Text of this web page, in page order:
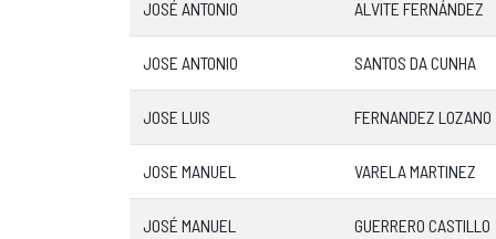
JOSÉ ANTONIO ALVITE FERNÁNDEZ
JOSE ANTONIO SANTOS DA CUNHA
JOSE LUIS FERNANDEZ LOZANO
JOSE MANUEL VARELA MARTINEZ
JOSÉ MANUEL GUERRERO CASTILLO